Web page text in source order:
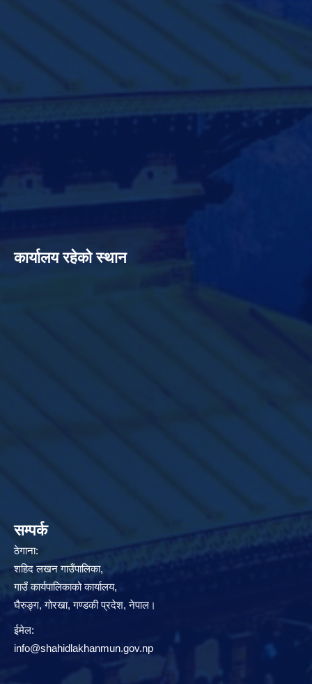
कार्यालय रहेको स्थान
सम्पर्क
ठेगाना:
शहिद लखन गाउँपालिका,
गाउँ कार्यपालिकाको कार्यालय,
घैरुङ्ग, गोरखा, गण्डकी प्रदेश, नेपाल।
ईमेल:
info@shahidlakhanmun.gov.np